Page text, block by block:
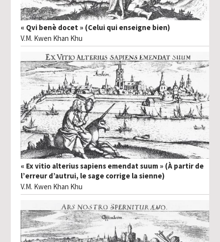
« Qvi benè docet » (Celui qui enseigne bien)
V.M. Kwen Khan Khu
« Ex vitio alterius sapiens emendat suum » (À partir de
l’erreur d’autrui, le sage corrige la sienne)
V.M. Kwen Khan Khu